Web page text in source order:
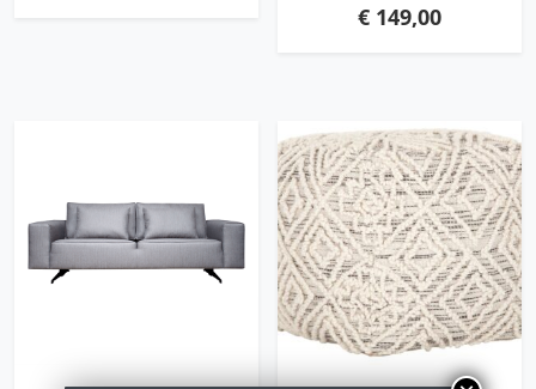
BROWN TEAKWOOD
€ 149,00